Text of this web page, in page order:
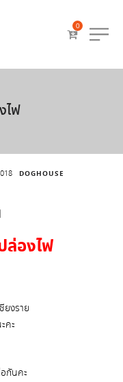
0
ไฟ
DOGHOUSE
องไฟ
ยงราย
คะ
กันคะ